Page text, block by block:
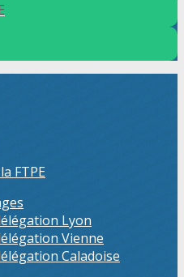
FTPE
Lyon
Vienne
Caladoise